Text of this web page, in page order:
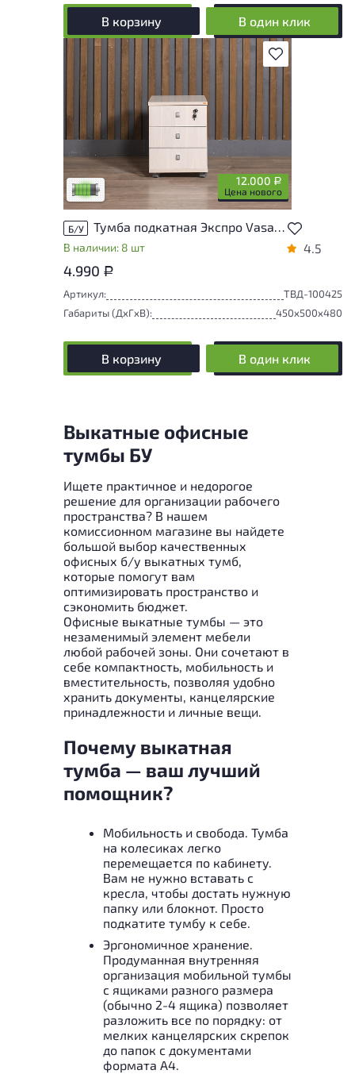
В корзину В один клик
В избранное
12.000 Р
Цена нового
У товара присутствуют незначительные
следы эксплуатации, не влияющие на
удобство его использования
Низкая степень износа
Б/У Тумба подкатная Экспро Vasanta ЛДСП Дуб Россия
В наличии: 8 шт 4.5
4.990 Р
Артикул:
ТВД-100425
Габариты (ДxГxВ):
450x500x480
В корзину В один клик
Выкатные офисные
тумбы БУ
Ищете практичное и недорогое
решение для организации рабочего
пространства? В нашем
комиссионном магазине вы найдете
большой выбор качественных
офисных б/у выкатных тумб,
которые помогут вам
оптимизировать пространство и
сэкономить бюджет.
Офисные выкатные тумбы — это
незаменимый элемент мебели
любой рабочей зоны. Они сочетают в
себе компактность, мобильность и
вместительность, позволяя удобно
хранить документы, канцелярские
принадлежности и личные вещи.
Почему выкатная
тумба — ваш лучший
помощник?
Мобильность и свобода. Тумба
на колесиках легко
перемещается по кабинету.
Вам не нужно вставать с
кресла, чтобы достать нужную
папку или блокнот. Просто
подкатите тумбу к себе.
Эргономичное хранение.
Продуманная внутренняя
организация мобильной тумбы
с ящиками разного размера
(обычно 2-4 ящика) позволяет
разложить все по порядку: от
мелких канцелярских скрепок
до папок с документами
формата А4.